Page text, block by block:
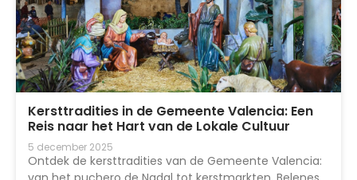
Kersttradities in de Gemeente Valencia: Een
Reis naar het Hart van de Lokale Cultuur
5 december 2025
Ontdek de kersttradities van de Gemeente Valencia: